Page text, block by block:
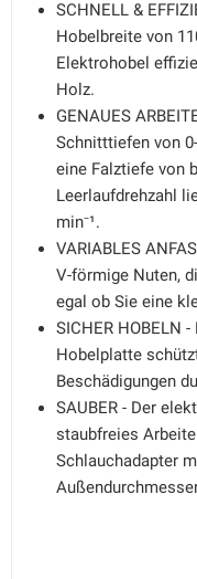
SCHNELL &
Hobelbreite von
Elektrohobel
Holz.
GENAUES
Schnitttiefen von
eine Falztiefe von
Leerlaufdrehzahl
min⁻¹.
VARIABLES
V-förmige Nuten,
egal ob Sie eine
SICHER HOBELN
Hobelplatte
Beschädigungen
SAUBER - Der
staubfreies
Schlauchadapter